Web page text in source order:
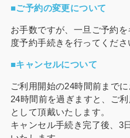
■ご予約の変更について
お手数ですが、一旦ご予約
度予約手続きを行ってくださ
■キャンセルについて
ご利用開始の24時間前までに
24時間前を過ぎますと、ご
として頂戴いたします。
キャンセル手続き完了後、3